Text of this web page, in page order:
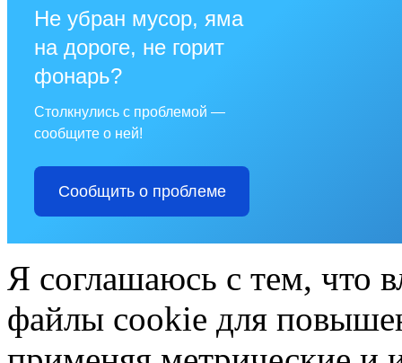
Не убран мусор, яма
на дороге, не горит
фонарь?
Столкнулись с проблемой —
сообщите о ней!
Сообщить о проблеме
Я соглашаюсь с тем, что
файлы cookie для